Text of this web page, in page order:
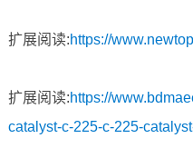
扩展阅读:https://
扩展阅读:https://
catalyst-c-225-c-225-